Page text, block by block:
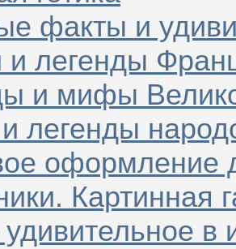
факты и
и легенды
и мифы
легенды
оформление
Картинная
в